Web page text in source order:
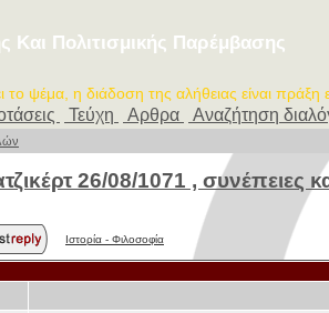
Και Πολιτισμικής Παρέμβασης
το ψέμα, η διάδοση της αλήθειας είναι πράξη
Τεύχη Αρθρα Αναζήτηση
26/08/1071 , συνέπειες
Ιστορία - Φιλοσοφία